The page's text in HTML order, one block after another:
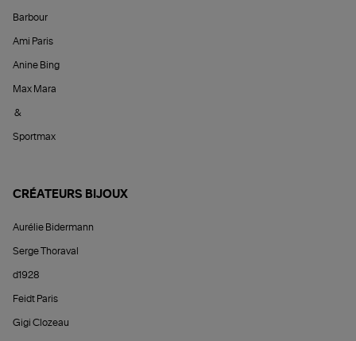
Barbour
Ami Paris
Anine Bing
Max Mara
&
Sportmax
CRÉATEURS BIJOUX
Aurélie Bidermann
Serge Thoraval
d1928
Feidt Paris
Gigi Clozeau